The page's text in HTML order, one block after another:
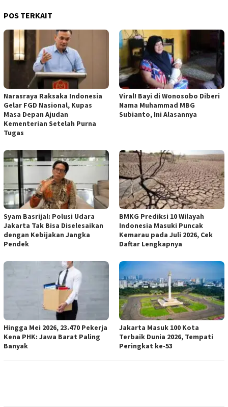
POS TERKAIT
Narasraya Raksaka Indonesia
Gelar FGD Nasional, Kupas
Masa Depan Ajudan
Kementerian Setelah Purna
Tugas
Viral! Bayi di Wonosobo Diberi
Nama Muhammad MBG
Subianto, Ini Alasannya
Syam Basrijal: Polusi Udara
Jakarta Tak Bisa Diselesaikan
dengan Kebijakan Jangka
Pendek
BMKG Prediksi 10 Wilayah
Indonesia Masuki Puncak
Kemarau pada Juli 2026, Cek
Daftar Lengkapnya
Hingga Mei 2026, 23.470 Pekerja
Kena PHK: Jawa Barat Paling
Banyak
Jakarta Masuk 100 Kota
Terbaik Dunia 2026, Tempati
Peringkat ke-53